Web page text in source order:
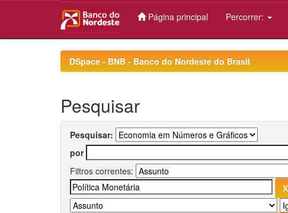
Página principal Percorrer:
DSpace - BNB - Banco do Nordeste do Brasil
Pesquisar
Pesquisar:
por
Filtros correntes: